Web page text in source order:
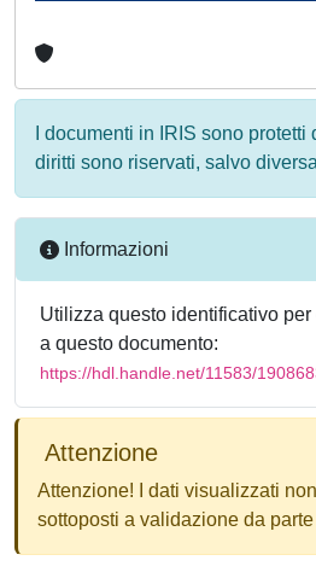
I documenti in IRIS sono
diritti sono riservati, salvo
Informazioni
Utilizza questo identificativo
a questo documento:
https://hdl.handle.net/11583/
Attenzione
Attenzione! I dati visualizzati
sottoposti a validazione da